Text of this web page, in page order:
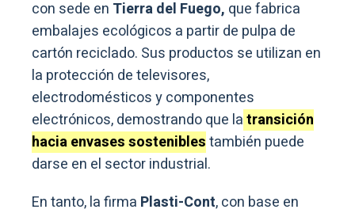
con sede en Tierra del Fuego, que fabrica
embalajes ecológicos a partir de pulpa de
cartón reciclado. Sus productos se utilizan en
la protección de televisores,
electrodomésticos y componentes
electrónicos, demostrando que latransición
hacia envases sosteniblestambién puede
darse en el sector industrial.
En tanto, la firma Plasti-Cont, con base en